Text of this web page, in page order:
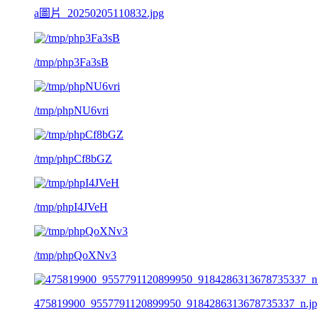
a圖片_20250205110832.jpg
/tmp/php3Fa3sB
/tmp/phpNU6vri
/tmp/phpCf8bGZ
/tmp/phpI4JVeH
/tmp/phpQoXNv3